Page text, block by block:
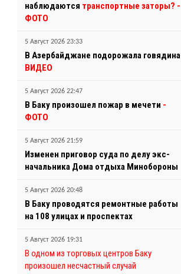
наблюдаются транспортные заторы? -
ФОТО
5 Август 2026 23:33
В Азербайджане подорожала говядина
ВИДЕО
5 Август 2026 22:47
В Баку произошел пожар в мечети -
ФОТО
5 Август 2026 21:59
Изменен приговор суда по делу экс-
начальника Дома отдыха Минобороны
5 Август 2026 20:48
В Баку проводятся ремонтные работы
на 108 улицах и проспектах
5 Август 2026 19:31
В одном из торговых центров Баку
произошел несчастный случай